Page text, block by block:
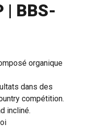
| BBS-
organique
dans des
compétition.
incliné.